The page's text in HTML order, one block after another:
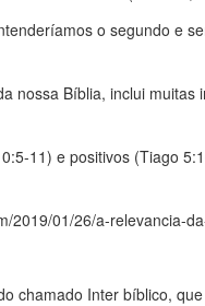
o segundo e
nossa Bíblia, inclui
11) e positivos (Tiago
2019/01/26/a-relevancia-
chamado Inter bíblico,